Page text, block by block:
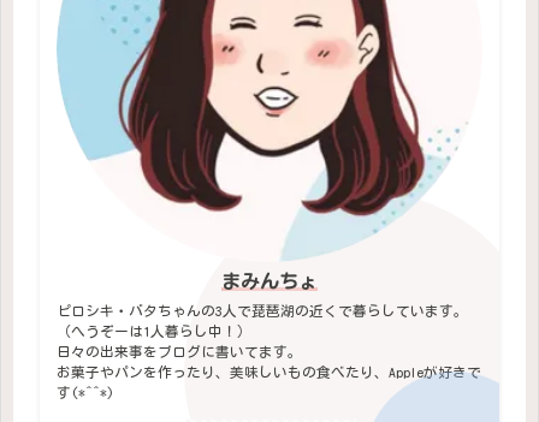
まみんちょ
ピロシキ・バタちゃんの3人で琵琶湖の近くで暮らしています。
（へうぞーは1人暮らし中！）
日々の出来事をブログに書いてます。
お菓子やパンを作ったり、美味しいもの食べたり、Appleが好きで
す(*^^*)